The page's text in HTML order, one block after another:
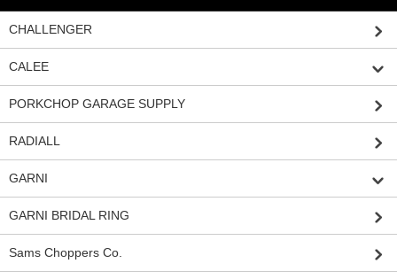
CHALLENGER
CALEE
PORKCHOP GARAGE SUPPLY
RADIALL
GARNI
GARNI BRIDAL RING
Sams Choppers Co.